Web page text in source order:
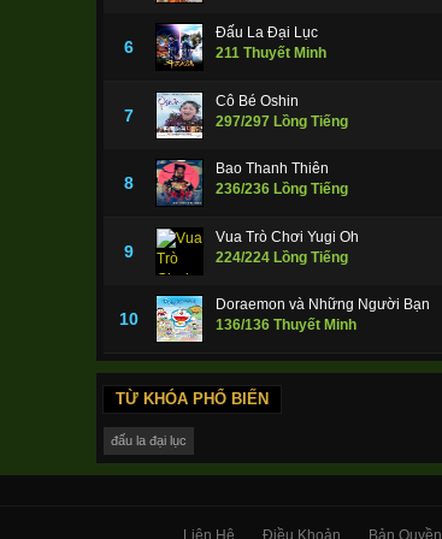
6
Đấu La Đại Lục
211 Thuyết Minh
7
Cô Bé Oshin
297/297 Lồng Tiếng
8
Bao Thanh Thiên
236/236 Lồng Tiếng
9
Vua Trò Chơi Yugi Oh
224/224 Lồng Tiếng
10
Doraemon và Những Người Bạn
136/136 Thuyết Minh
TỪ KHÓA PHỔ BIẾN
đấu la đại lục
Liên Hệ Điều Khoản Bản Quyền